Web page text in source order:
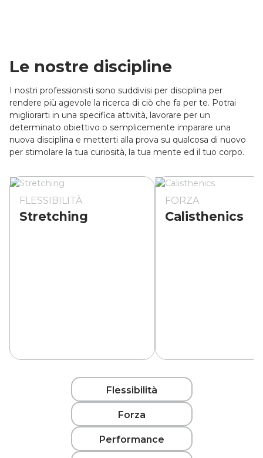
Le nostre discipline
I nostri professionisti sono suddivisi per disciplina per
rendere più agevole la ricerca di ciò che fa per te. Potrai
migliorarti in una specifica attività, lavorare per un
determinato obiettivo o semplicemente imparare una
nuova disciplina e metterti alla prova su qualcosa di nuovo
per stimolare la tua curiosità, la tua mente ed il tuo corpo.
FLESSIBILITÀ
Stretching
FORZA
Calisthenics
Flessibilità
Forza
Performance